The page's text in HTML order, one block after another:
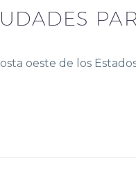
oeste de los